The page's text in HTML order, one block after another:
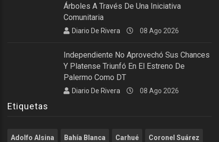
Árboles A Través De Una Iniciativa
Comunitaria
Diario De Rivera 08 Ago 2026
Independiente No Aprovechó Sus Chances
Y Platense Triunfó En El Estreno De
Palermo Como DT
Diario De Rivera 08 Ago 2026
Etiquetas
Adolfo Alsina Bahía Blanca Carhué Coronel Suárez